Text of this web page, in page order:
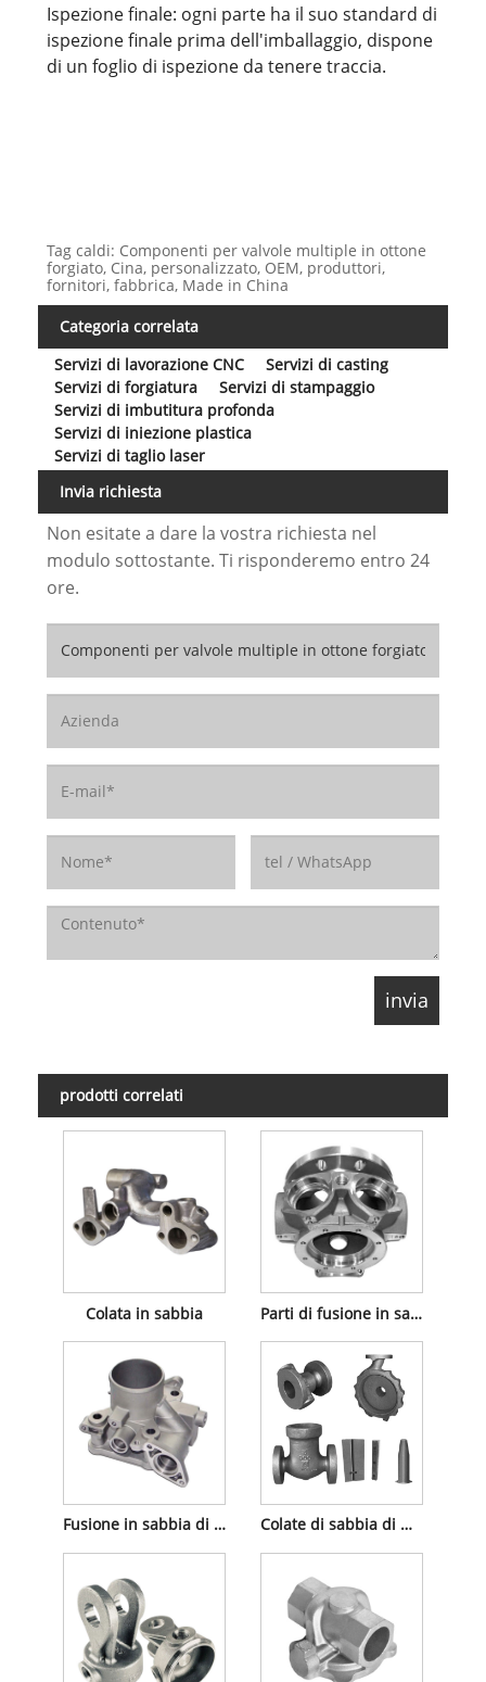
Ispezione finale: ogni parte ha il suo standard di
ispezione finale prima dell'imballaggio, dispone
di un foglio di ispezione da tenere traccia.
Tag caldi: Componenti per valvole multiple in ottone
forgiato, Cina, personalizzato, OEM, produttori,
fornitori, fabbrica, Made in China
Categoria correlata
Servizi di lavorazione CNC
Servizi di casting
Servizi di forgiatura
Servizi di stampaggio
Servizi di imbutitura profonda
Servizi di iniezione plastica
Servizi di taglio laser
Invia richiesta
Non esitate a dare la vostra richiesta nel
modulo sottostante. Ti risponderemo entro 24
ore.
prodotti correlati
Colata in sabbia Parti di fusione in sabbia
Fusione in sabbia di alluminio Colate di sabbia di metallo